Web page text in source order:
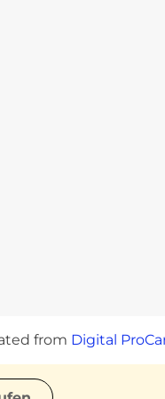
from Digital